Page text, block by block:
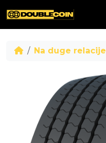
Na duge relacije